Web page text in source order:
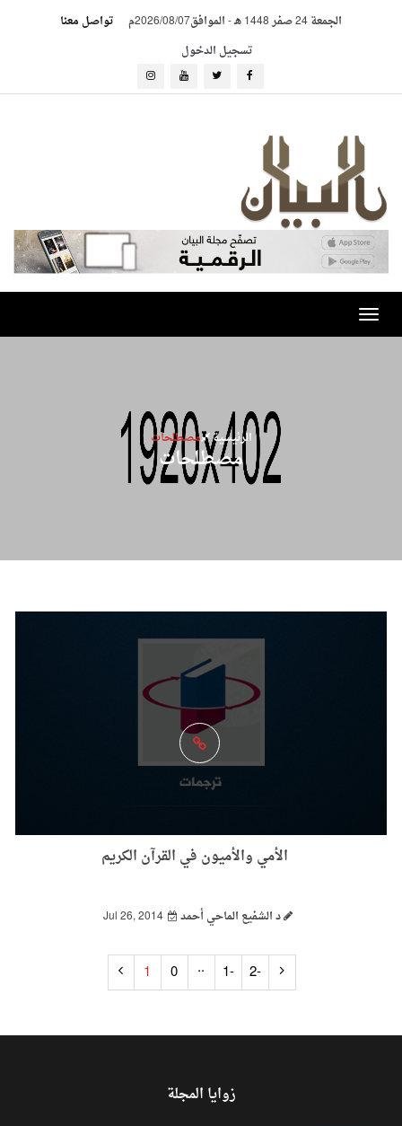
الجمعة 24 صفر 1448 هـ -الموافق2026/08/07م
تواصل معنا
تسجيل الدخول
Toggle
navigation
الرئيسية مصطلحات
مصطلحات
الأمي والأميون في القرآن الكريم
د الشفيع الماحي أحمد Jul 26, 2014
-2
-1
..
0
1
زوايا المجلة